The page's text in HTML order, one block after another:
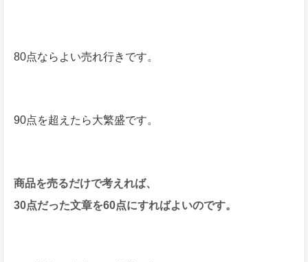
80点ならよい売れ行きです。
90点を超えたら大繁盛です。
商品を売るだけで考えれば、
30点だった文章を60点にすればよいのです。